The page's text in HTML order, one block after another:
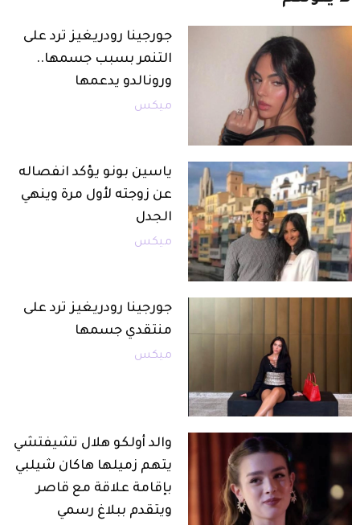
جورجينا رودريغيز ترد على
التنمر بسبب جسمها..
ورونالدو يدعمها
ميكس
ياسين بونو يؤكد انفصاله
عن زوجته لأول مرة وينهي
الجدل
ميكس
جورجينا رودريغيز ترد على
منتقدي جسمها
ميكس
والد أولكو هلال تشيفتشي
يتهم زميلها هاكان شيلبي
بإقامة علاقة مع قاصر
ويتقدم ببلاغ رسمي